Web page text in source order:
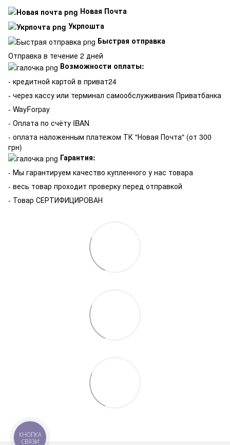
Новая Почта
Укрпошта
Быстрая отправка
Отправка в течение 2 дней
Возможности оплаты:
- кредитной картой в приват24
- через кассу или терминал самообслуживания Приватбанка
- WayForpay
- Оплата по счёту IBAN
- оплата наложенным платежом ТК "Новая Почта" (от 300
грн)
Гарантия:
- Мы гарантируем качество купленного у нас товара
- весь товар проходит проверку перед отправкой
- Товар СЕРТИФИЦИРОВАН
КНОПКА
СВЯЗИ